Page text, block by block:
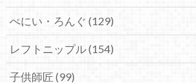
ぺにい・ろんぐ (129)
レフトニップル(154)
子供師匠 (99)